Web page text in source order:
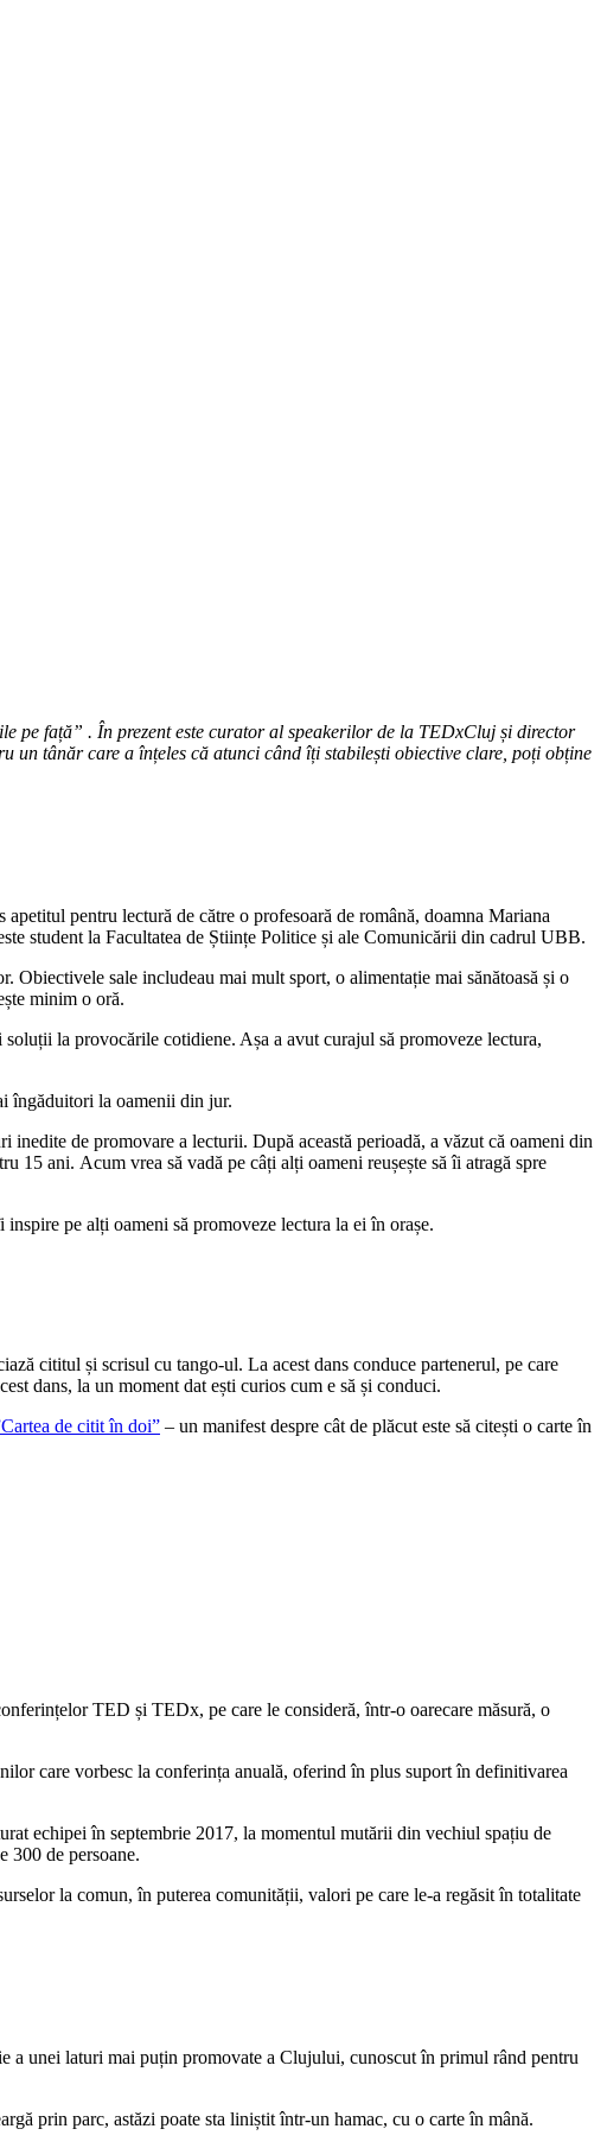
pe față” . În prezent este curator al speakerilor de la TEDxCluj și director
tânăr care a înțeles că atunci când îți stabilești obiective clare, poți obține
pentru lectură de către o profesoară de română, doamna Mariana
student la Facultatea de Științe Politice și ale Comunicării din cadrul UBB.
sale includeau mai mult sport, o alimentație mai sănătoasă și o
minim o oră.
la provocările cotidiene. Așa a avut curajul să promoveze lectura,
îngăduitori la oamenii din jur.
de promovare a lecturii. După această perioadă, a văzut că oameni din
15 ani. Acum vrea să vadă pe câți alți oameni reușește să îi atragă spre
pe alți oameni să promoveze lectura la ei în orașe.
cititul și scrisul cu tango-ul. La acest dans conduce partenerul, pe care
dans, la un moment dat ești curios cum e să și conduci.
de citit în doi” – un manifest despre cât de plăcut este să citești o carte în
TED și TEDx, pe care le consideră, într-o oarecare măsură, o
care vorbesc la conferința anuală, oferind în plus suport în definitivarea
echipei în septembrie 2017, la momentul mutării din vechiul spațiu de
300 de persoane.
la comun, în puterea comunității, valori pe care le-a regăsit în totalitate
a unei laturi mai puțin promovate a Clujului, cunoscut în primul rând pentru
prin parc, astăzi poate sta liniștit într-un hamac, cu o carte în mână.